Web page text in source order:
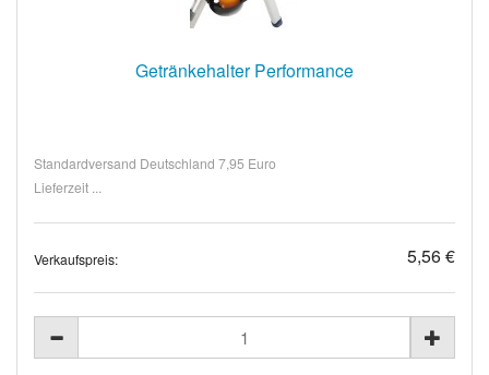
Getränkehalter Performance
Standardversand Deutschland 7,95 Euro
Lieferzeit ...
Verkaufspreis: 5,56 €